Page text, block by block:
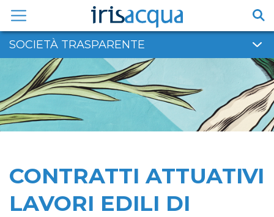
contenuto
SOCIETÀ TRASPARENTE
CONTRATTI ATTUATIVI
LAVORI EDILI DI